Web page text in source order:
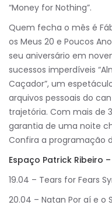
“Money for Nothing”.
Quem fecha o mês é
os Meus 20 e Poucos
seu aniversário em
sucessos imperdíveis
Caçador”, um
arquivos pessoais do
trajetória. Com mais de
garantia de uma noite
Confira a programação
Espaço Patrick Ribeiro
19.04 – Tears for Fears
20.04 – Natan Por aí e o